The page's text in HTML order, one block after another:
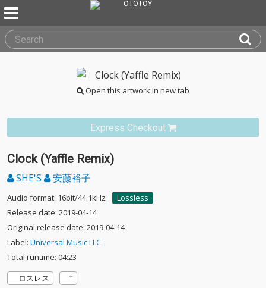
Open this artwork in new tab
Express Checkout
Clock (Yaffle Remix)
SHE'S 安藤裕子
Audio format: 16bit/44.1kHz
Lossless
Release date: 2019-04-14
Original release date: 2019-04-14
Label: Universal Music LLC
Total runtime: 04:23
ロスレス